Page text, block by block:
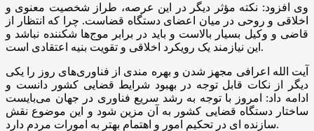
وی افزود: نکته مؤثر دیگر در این عرصه، طراز شخصیت معنوی و
اخلاقی و روحی در میان اعضای دستگاه قضاست. چرا که انتظار از
قاضی و وکیل بسیار بالاست و باید در برابر موج‌ها شکننده نباشد و
این نیازمند یک رویکرد اخلاقی و تقویت بنیه اعتقادی است.
آیت الله اعرافی مجهز شدن و بهره مندی از فناوری‌های روز را یکی
دیگر از نکات قابل توجه در بهبود شرایط قضایی کشور دانست و
ادامه داد: امروز با توجه به رشد سریع فناوری در جهان می‌بایست
ساختار دستگاه قضایی کشور به آن مزین شود و این موضوع نقش
سازنده ای در تحکیم امور و اهتمام بهتر به امورات مردم دارد.